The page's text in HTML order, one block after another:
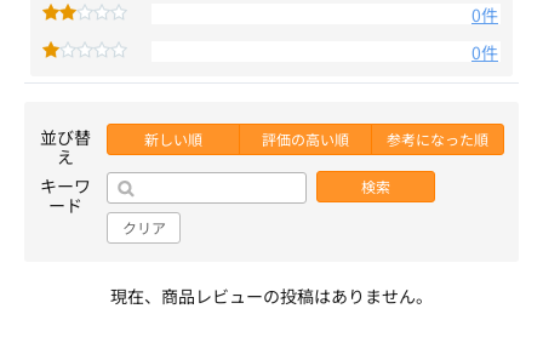
0件
0件
並び替
え
新しい順 評価の高い順 参考になった順
キーワ
ード
検索
クリア
現在、商品レビューの投稿はありません。